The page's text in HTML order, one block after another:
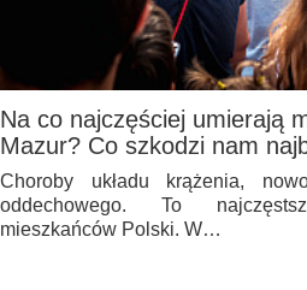
Na co najczęściej umierają
Mazur? Co szkodzi nam
Choroby układu krążenia,
oddechowego. To
mieszkańców Polski. W…